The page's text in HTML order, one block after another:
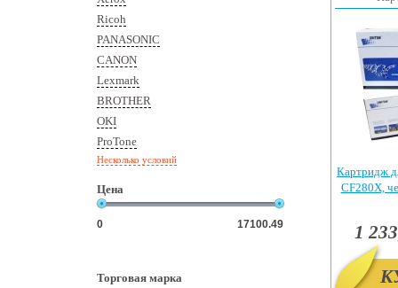
Ricoh
PANASONIC
CANON
Lexmark
BROTHER
OKI
ProTone
Несколько условий
Цена
Торговая марка
Картридж
CF280X,
1